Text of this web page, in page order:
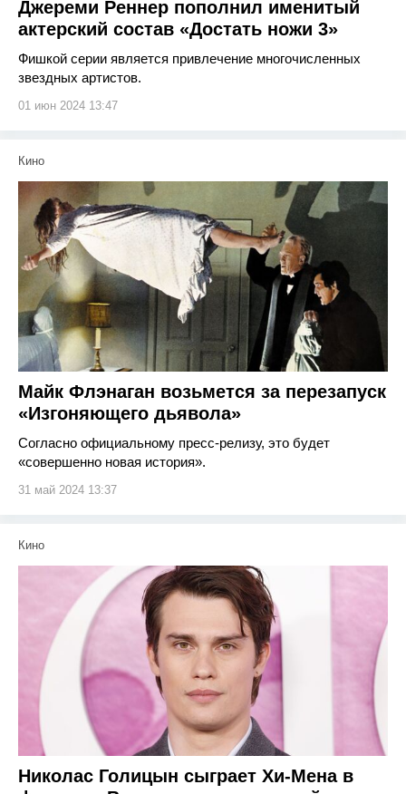
Джереми Реннер пополнил именитый
актерский состав «Достать ножи 3»
Фишкой серии является привлечение многочисленных
звездных артистов.
01 июн 2024 13:47
Кино
Майк Флэнаган возьмется за перезапуск
«Изгоняющего дьявола»
Согласно официальному пресс-релизу, это будет
«совершенно новая история».
31 май 2024 13:37
Кино
Николас Голицын сыграет Хи-Мена в